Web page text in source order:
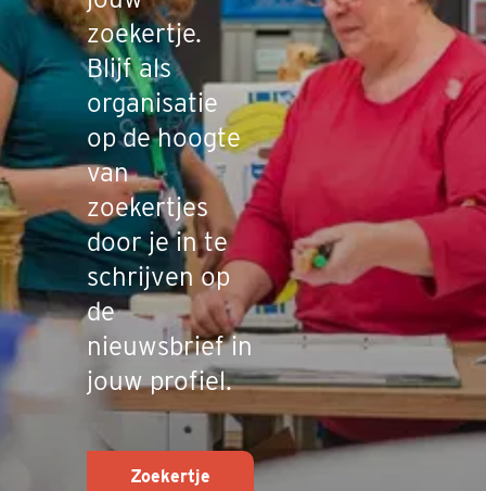
zoekertje.
Blijf als
organisatie
op de hoogte
van
zoekertjes
door je in te
schrijven op
de
nieuwsbrief in
jouw profiel.
Zoekertje